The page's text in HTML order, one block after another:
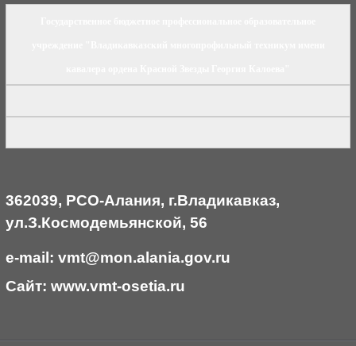
362039, РСО-Алания, г.Владикавказ,
ул.З.Космодемьянской, 56
e-mail: vmt@mon.alania.gov.ru
Cайт: www.vmt-osetia.ru